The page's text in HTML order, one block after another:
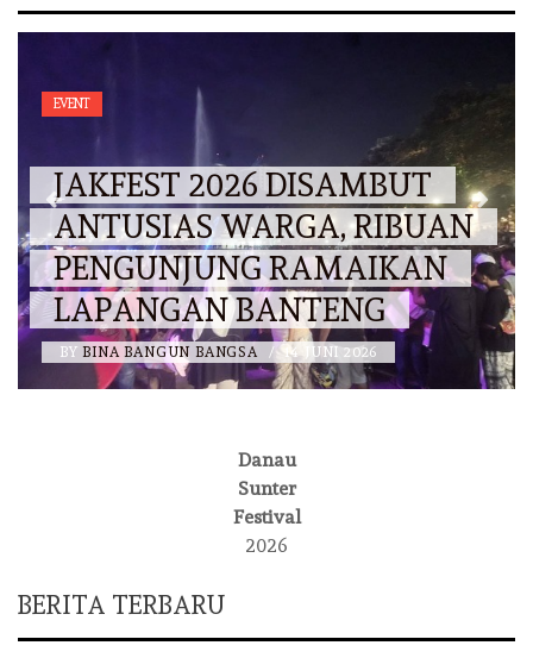
EVENT
JAKFEST 2026 DISAMBUT
ANTUSIAS WARGA, RIBUAN
PENGUNJUNG RAMAIKAN
LAPANGAN BANTENG
BY BINA BANGUN BANGSA / 14 JUNI 2026
Danau
Sunter
Festival
2026
BERITA TERBARU
DAERAH